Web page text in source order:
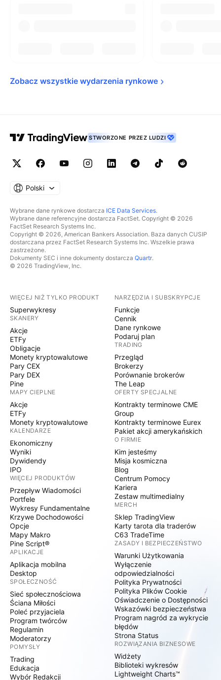
Zobacz wszystkie wydarzenia rynkowe
STWORZONE PRZEZ LUDZI
Polski
Wybrane dane rynkowe dostarcza ICE Data Services.
Wybrane dane referencyjne dostarcza FactSet. Copyright © 2026
FactSet Research Systems Inc.
Copyright © 2026, American Bankers Association. Baza danych CUSIP
dostarczana przez FactSet Research Systems Inc. Wszelkie prawa
zastrzeżone.
Dokumenty SEC i inne dokumenty dostarcza Quartr.
© 2026 TradingView, Inc.
WIĘCEJ NIŻ TYLKO PRODUKT
Superwykresy
SKANERY
Akcje
ETFy
Obligacje
Monety kryptowalutowe
Pary CEX
Pary DEX
Pine
MAPY CIEPLNE
Akcje
ETFy
Monety kryptowalutowe
KALENDARZE
Ekonomiczny
Wyniki
Dywidendy
IPO
WIĘCEJ PRODUKTÓW
Przepływ Wiadomości
Portfele
Wykresy Fundamentalne
Krzywe Dochodowości
Opcje
Mapy Makro
Pine Script®
APLIKACJE
Aplikacja mobilna
Desktop
SPOŁECZNOŚĆ
Sieć społecznościowa
Ściana Miłości
Poleć przyjaciela
Program twórców
Regulamin
Moderatorzy
POMYSŁY
Trading
Edukacja
Wybór Redakcji
NARZĘDZIA I SUBSKRYPCJE
Funkcje
Cennik
Dane rynkowe
Podaruj plan
TRADING
Przegląd
Brokerzy
Porównanie brokerów
The Leap
OFERTY SPECJALNE
Kontrakty terminowe CME
Group
Kontrakty terminowe Eurex
Pakiet akcji amerykańskich
O FIRMIE
Kim jesteśmy
Misja kosmiczna
Blog
Centrum Pomocy
Kariera
Zestaw multimedialny
MERCH
Sklep TradingView
Karty tarota dla traderów
C63 TradeTime
ZASADY I BEZPIECZEŃSTWO
Warunki Użytkowania
Wyłączenie
odpowiedzialności
Polityka Prywatności
Polityka Plików Cookie
Oświadczenie o Dostępności
Wskazówki bezpieczeństwa
Program nagród za wykrycie
błędów
Strona Status
ROZWIĄZANIA BIZNESOWE
Widżety
Biblioteki wykresów
Lightweight Charts™